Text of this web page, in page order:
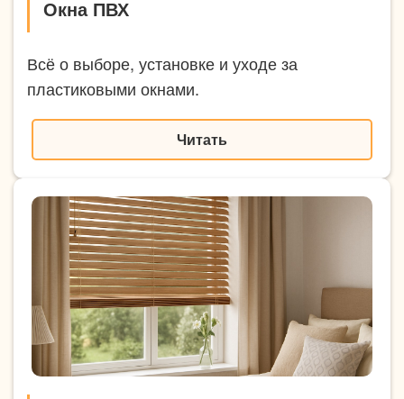
Окна ПВХ
Всё о выборе, установке и уходе за
пластиковыми окнами.
Читать